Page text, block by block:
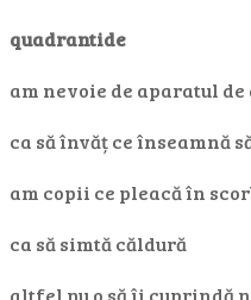
quadrantide
am nevoie de aparatul
ca să învăț ce înseamnă
am copii ce pleacă în
ca să simtă căldură
altfel nu o să îi cuprindă